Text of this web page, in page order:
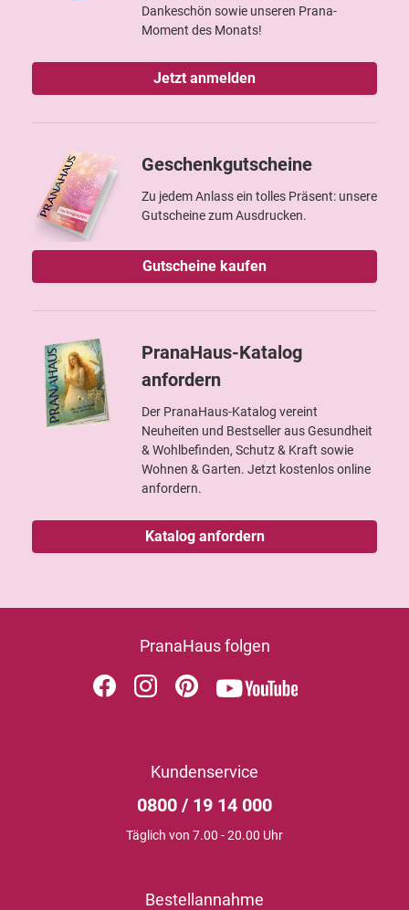
Dankeschön sowie unseren Prana-
Moment des Monats!
Jetzt anmelden
Geschenkgutscheine
Zu jedem Anlass ein tolles Präsent: unsere
Gutscheine zum Ausdrucken.
Gutscheine kaufen
PranaHaus-Katalog
anfordern
Der PranaHaus-Katalog vereint
Neuheiten und Bestseller aus Gesundheit
& Wohlbefinden, Schutz & Kraft sowie
Wohnen & Garten. Jetzt kostenlos online
anfordern.
Katalog anfordern
PranaHaus folgen
Kundenservice
0800 / 19 14 000
Täglich von 7.00 - 20.00 Uhr
Bestellannahme